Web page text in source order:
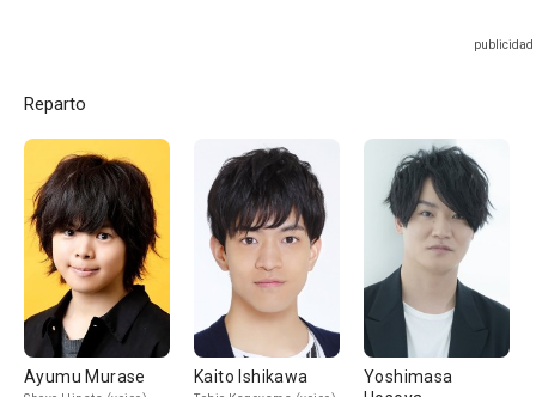
Reparto
Ayumu Murase Kaito Ishikawa
Yoshimasa